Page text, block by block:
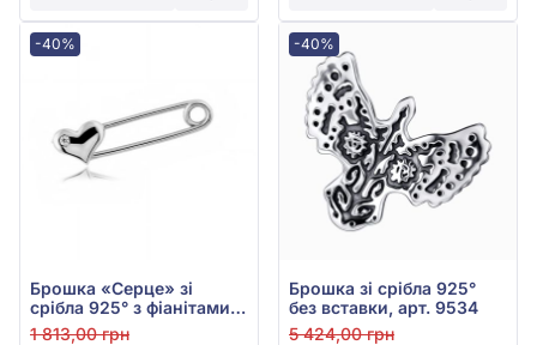
-40%
Брошка «Серце» зі
срібла 925° з фіанітами,
арт. 7136р
1 813,00 грн
-40%
Брошка зі срібла 925°
без вставки, арт. 9534
5 424,00 грн